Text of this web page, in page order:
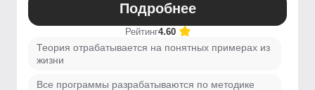
Подробнее
Рейтинг4.60
Теория отрабатывается на понятных примерах из
жизни
Все программы разрабатываются по методике